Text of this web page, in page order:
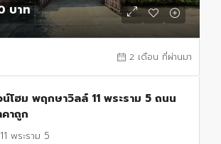
บาท
2 เดือน ที่ผ่านมา
โฮม พฤกษาวิลล์ 11 พระราม 5 ถนน
าถูก
พระราม 5